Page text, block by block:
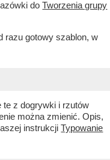
doTworzenia grupy
razu gotowy szablon, w
z dogrywki i rzutów
można zmienić. Opis,
instrukcjiTypowanie